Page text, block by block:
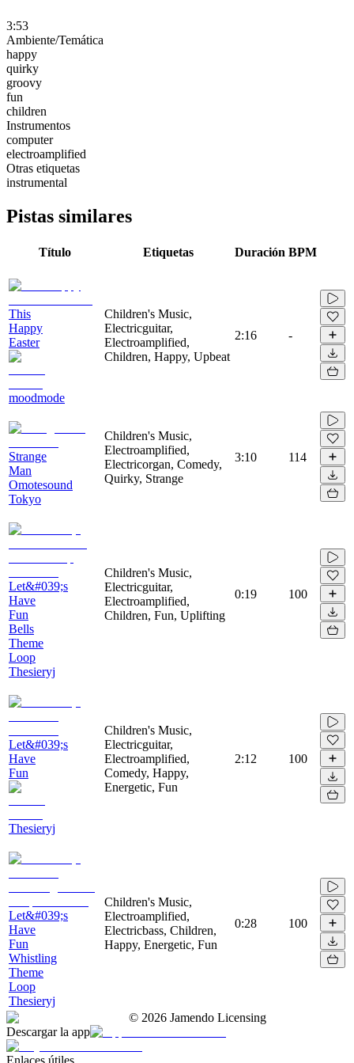
3:53
Ambiente/Temática
happy
quirky
groovy
fun
children
Instrumentos
computer
electroamplified
Otras etiquetas
instrumental
Pistas similares
Título Etiquetas Duración BPM
This
Happy
Easter
moodmode
Children's Music,
Electricguitar,
Electroamplified,
Children, Happy, Upbeat
2:16 -
Strange
Man
Omotesound
Tokyo
Children's Music,
Electroamplified,
Electricorgan, Comedy,
Quirky, Strange
3:10 114
Let&#039;s
Have
Fun
Bells
Theme
Loop
Thesieryj
Children's Music,
Electricguitar,
Electroamplified,
Children, Fun, Uplifting
0:19 100
Let&#039;s
Have
Fun
Thesieryj
Children's Music,
Electricguitar,
Electroamplified,
Comedy, Happy,
Energetic, Fun
2:12 100
Let&#039;s
Have
Fun
Whistling
Theme
Loop
Thesieryj
Children's Music,
Electroamplified,
Electricbass, Children,
Happy, Energetic, Fun
0:28 100
© 2026 Jamendo Licensing
Descargar la app
Enlaces útiles